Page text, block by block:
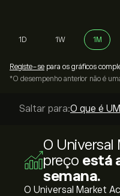
1D 1W 1M
Registe-se para os gráficos
*O desempenho anterior não é
Saltar para:O que é
O Universal
preço está
semana.
O Universal Market